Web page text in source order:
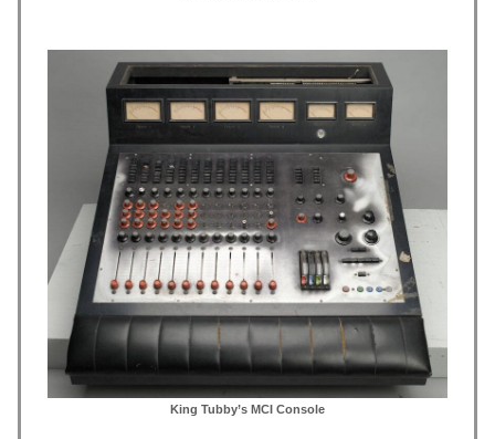
King Tubby’s MCI Console